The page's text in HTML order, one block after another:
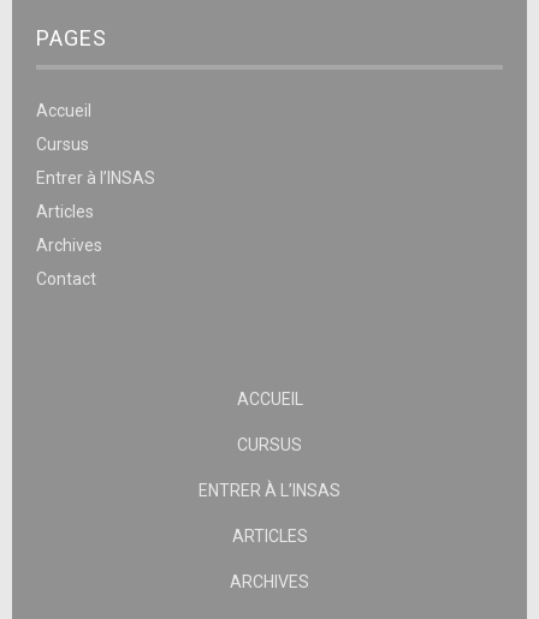
PAGES
Accueil
Cursus
Entrer à l’INSAS
Articles
Archives
Contact
ACCUEIL
CURSUS
ENTRER À L’INSAS
ARTICLES
ARCHIVES